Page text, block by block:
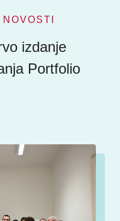
NOVOSTI
izdanje
Portfolio